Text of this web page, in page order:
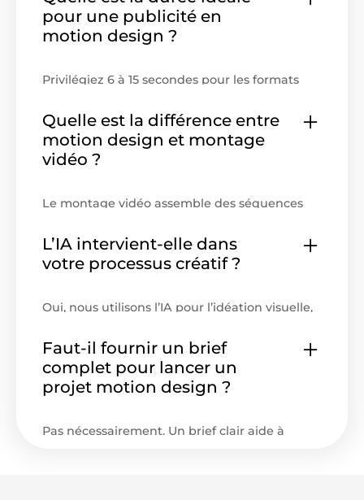
pour une publicité en
motion design ?
Privilégiez 6 à 15 secondes pour les formats
ou placements Meta. Les vidéos explicatives
sur site peuvent durer jusqu’à 60 secondes.
Quelle est la différence entre
motion design et montage
vidéo ?
Le montage vidéo assemble des séquences
des éléments graphiques : textes,
pictogrammes, formes, interfaces, produits ou
éléments de marque. Les deux approches
publicité.
L’IA intervient-elle dans
votre processus créatif ?
Oui, nous utilisons l’IA pour l’idéation visuelle,
l’adaptation de formats. Elle permet
d’accélérer certaines étapes de production
tout en conservant une direction artistique
humaine.
Faut-il fournir un brief
complet pour lancer un
projet motion design ?
Pas nécessairement. Un brief clair aide à